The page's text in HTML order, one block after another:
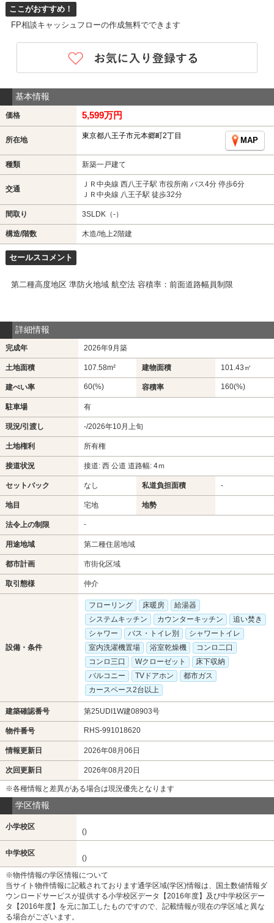
ここがおすすめ！
FP相談キャッシュフローの作成無料でできます
基本情報
価格 5,599万円
所在地 東京都八王子市元本郷町2丁目
MAP
種類 新築一戸建て
交通
ＪＲ中央線 西八王子駅 市役所南 バス4分 停歩6分
ＪＲ中央線 八王子駅 徒歩32分
間取り 3SLDK（-）
構造/階数 木造/地上2階建
セールスコメント
第二種高度地区 準防火地域 航空法 容積率：前面道路幅員制限
詳細情報
完成年 2026年9月築
土地面積 107.58m² 建物面積 101.43㎡
建ぺい率 60(%) 容積率 160(%)
駐車場 有
現況/引渡し -/2026年10月上旬
土地権利 所有権
接道状況 接道: 西 公道 道路幅: 4ｍ
セットバック なし 私道負担面積 -
地目 宅地 地勢
法令上の制限 -
用途地域 第二種住居地域
都市計画 市街化区域
取引態様 仲介
設備・条件
フローリング 床暖房
給湯器
システムキッチン
カウンターキッチン
追い焚き
シャワー
バス・トイレ別
シャワートイレ
室内洗濯機置場
浴室乾燥機
コンロ二口
コンロ三口
Wクローゼット
床下収納
バルコニー
TVドアホン
都市ガス
カースペース2台以上
建築確認番号 第25UDI1W建08903号
物件番号 RHS-991018620
情報更新日 2026年08月06日
次回更新日 2026年08月20日
※各種情報と差異がある場合は現況優先となります
学区情報
小学校区
()
中学校区
()
※物件情報の学区情報について
当サイト物件情報に記載されております通学区域(学区)情報は、国土数値情報ダ
ウンロードサービスが提供する小学校区データ【2016年度】及び中学校区デー
タ【2016年度】を元に加工したものですので、記載情報が現在の学区域と異な
る場合がございます。